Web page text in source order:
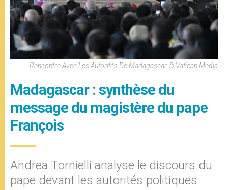
Rencontre Avec Les Autorités De Madagascar © Vatican Media
Madagascar : synthèse du
message du magistère du pape
François
Andrea Tornielli analyse le discours du
pape devant les autorités politiques